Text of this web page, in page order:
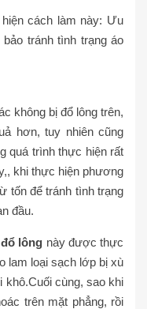
cách làm này: Ưu
tránh tình trạng áo
không bị đổ lông trên,
hơn, tuy nhiên cũng
quá trình thực hiện rất
khi thực hiện phương
tốn để tránh tình trạng
đầu.
lông này được thực
lam loại sạch lớp bị xù
khô.Cuối cùng, sao khi
trên mặt phẳng, rồi